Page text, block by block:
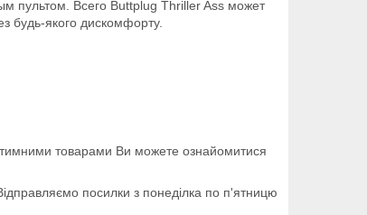
пультом. Всего Buttplug Thriller Ass может
будь-якого дискомфорту.
товарами Ви можете ознайомитися
посилки з понеділка по п'ятницю